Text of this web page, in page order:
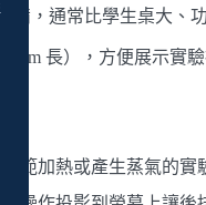
備，通常比學生桌大、
cm 長），方便展示實
範加熱或產生蒸氣的實